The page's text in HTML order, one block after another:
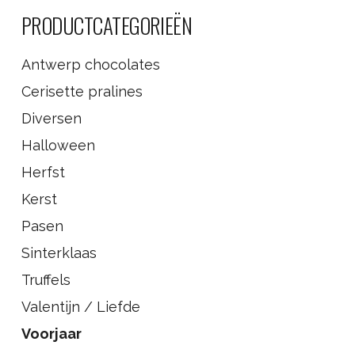
PRODUCTCATEGORIEËN
Antwerp chocolates
Cerisette pralines
Diversen
Halloween
Herfst
Kerst
Pasen
Sinterklaas
Truffels
Valentijn / Liefde
Voorjaar